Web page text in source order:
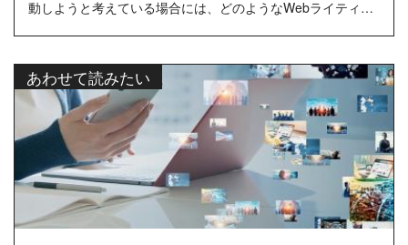
動しようと考えている場合には、どのようなWebライティン
あわせて読みたい